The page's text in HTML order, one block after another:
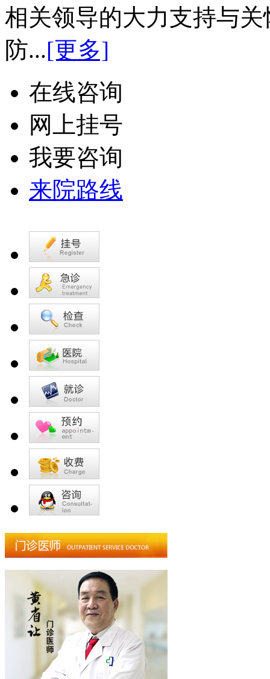
相关领导的大力支持与
防...[更多]
在线咨询
网上挂号
我要咨询
来院路线